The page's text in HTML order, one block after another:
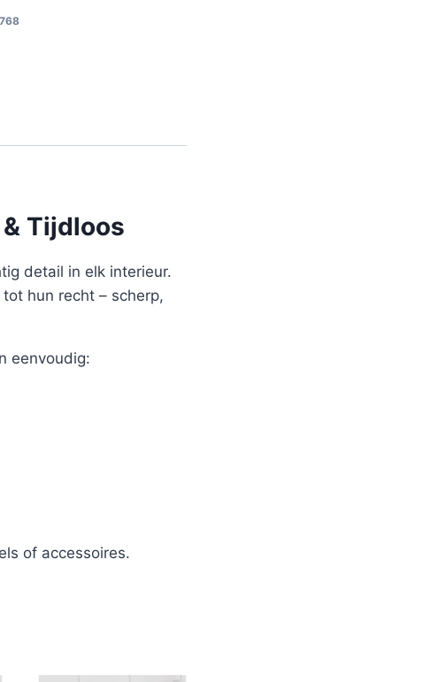
Tijdloos
detail in elk interieur.
hun recht – scherp,
eenvoudig:
of accessoires.